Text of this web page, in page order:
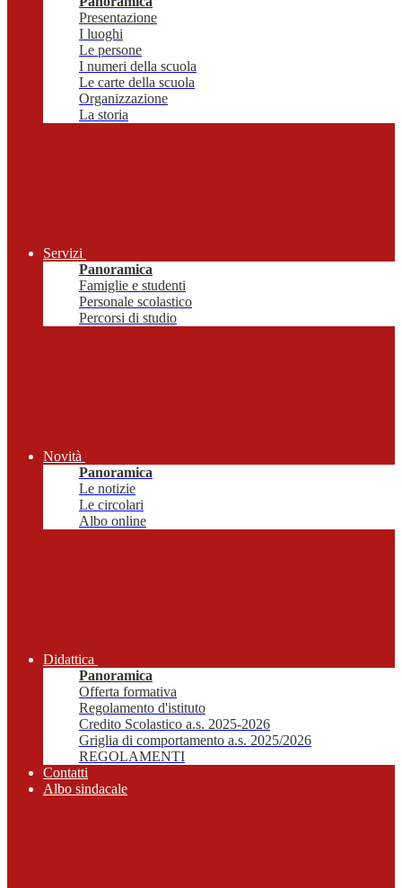
Presentazione
I luoghi
Le persone
I numeri della scuola
Le carte della scuola
Organizzazione
La storia
Servizi
Panoramica
Famiglie e studenti
Personale scolastico
Percorsi di studio
Novità
Panoramica
Le notizie
Le circolari
Albo online
Didattica
Panoramica
Offerta formativa
Regolamento d'istituto
Credito Scolastico a.s. 2025-2026
Griglia di comportamento a.s. 2025/2026
REGOLAMENTI
Contatti
Albo sindacale